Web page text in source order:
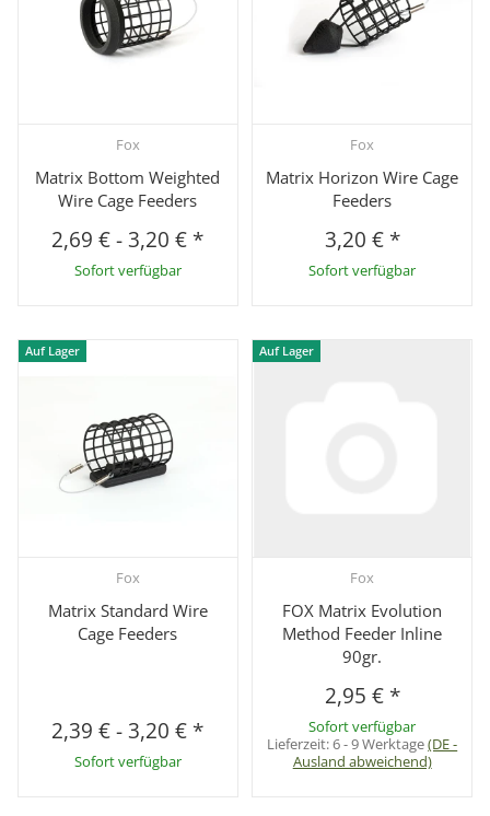
Fox
Matrix Bottom Weighted
Wire Cage Feeders
2,69 €-3,20 € *
Sofort verfügbar
Fox
Matrix Horizon Wire Cage
Feeders
3,20 € *
Sofort verfügbar
Auf Lager
Fox
Matrix Standard Wire
Cage Feeders
2,39 €-3,20 € *
Sofort verfügbar
Auf Lager
Fox
FOX Matrix Evolution
Method Feeder Inline
90gr.
2,95 € *
Sofort verfügbar
Lieferzeit:6 - 9 Werktage(DE -
Ausland abweichend)